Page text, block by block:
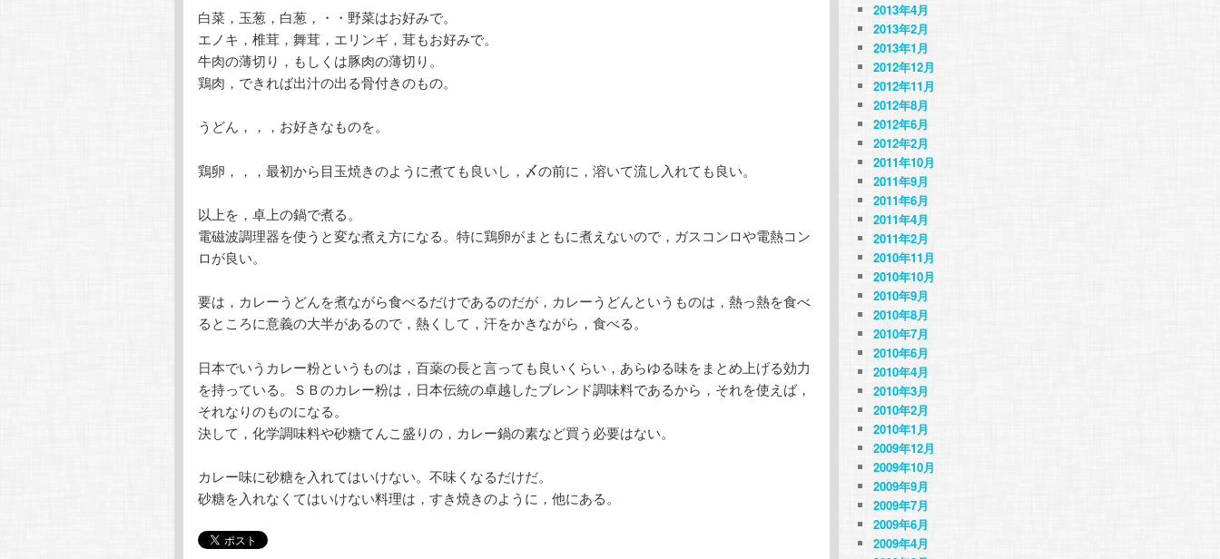
白菜，玉葱，白葱，・・野菜はお好みで。
エノキ，椎茸，舞茸，エリンギ，茸もお好みで。
牛肉の薄切り，もしくは豚肉の薄切り。
鶏肉，できれば出汁の出る骨付きのもの。
うどん，，，お好きなものを。
鶏卵，，，最初から目玉焼きのように煮ても良いし，〆の前に，溶いて流し入れても良い。
以上を，卓上の鍋で煮る。
電磁波調理器を使うと変な煮え方になる。特に鶏卵がまともに煮えないので，ガスコンロや電熱コン
ロが良い。
要は，カレーうどんを煮ながら食べるだけであるのだが，カレーうどんというものは，熱っ熱を食べ
るところに意義の大半があるので，熱くして，汗をかきながら，食べる。
日本でいうカレー粉というものは，百薬の長と言っても良いくらい，あらゆる味をまとめ上げる効力
を持っている。ＳＢのカレー粉は，日本伝統の卓越したブレンド調味料であるから，それを使えば，
それなりのものになる。
決して，化学調味料や砂糖てんこ盛りの，カレー鍋の素など買う必要はない。
カレー味に砂糖を入れてはいけない。不味くなるだけだ。
砂糖を入れなくてはいけない料理は，すき焼きのように，他にある。
2013年4月
2013年2月
2013年1月
2012年12月
2012年11月
2012年8月
2012年6月
2012年2月
2011年10月
2011年9月
2011年6月
2011年4月
2011年2月
2010年11月
2010年10月
2010年9月
2010年8月
2010年7月
2010年6月
2010年4月
2010年3月
2010年2月
2010年1月
2009年12月
2009年10月
2009年9月
2009年7月
2009年6月
2009年4月